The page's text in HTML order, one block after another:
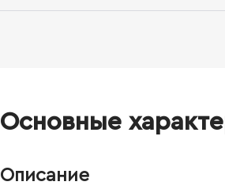
Основные
Описание